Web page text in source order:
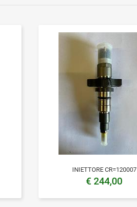
INIETTORE CR=120007
€ 244,00